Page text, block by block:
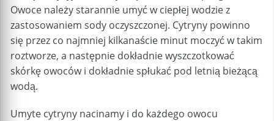
Owoce należy starannie umyć w ciepłej wodzie z
zastosowaniem sody oczyszczonej. Cytryny powinno
się przez co najmniej kilkanaście minut moczyć w takim
roztworze, a następnie dokładnie wyszczotkować
skórkę owoców i dokładnie spłukać pod letnią bieżącą
wodą.
Umyte cytryny nacinamy i do każdego owocu